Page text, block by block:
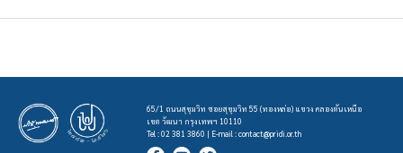
65/1 ถนนสุขุมวิท ซอยสุขุมวิท 55 (ทองหล่อ) แขวง คลองตันเหนือ
เขต วัฒนา กรุงเทพฯ 10110
Tel : 02 381 3860 | E-mail :contact@pridi.or.th